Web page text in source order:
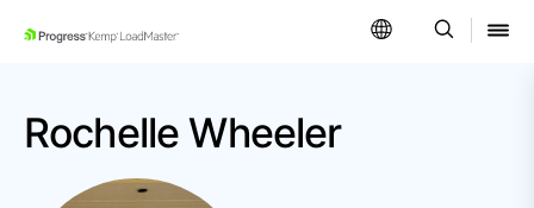
SKIP NAVIGATION
Rochelle Wheeler